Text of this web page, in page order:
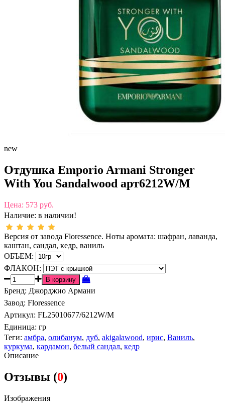
new
Отдушка Emporio Armani Stronger
With You Sandalwood арт6212W/M
Цена: 573 руб.
Наличие: в наличии!
Версия от завода Floressence. Ноты аромата: шафран, лаванда,
каштан, сандал, кедр, ваниль
ОБЪЕМ:
ФЛАКОН:
Бренд: Джорджио Армани
Завод: Floressence
Артикул: FL25010677/6212W/M
Единица: гр
Теги: амбра, олибанум, дуб, akigalawood, ирис, Ваниль,
куркума, кардамон, белый сандал, кедр
Описание
Отзывы (0)
Изображения